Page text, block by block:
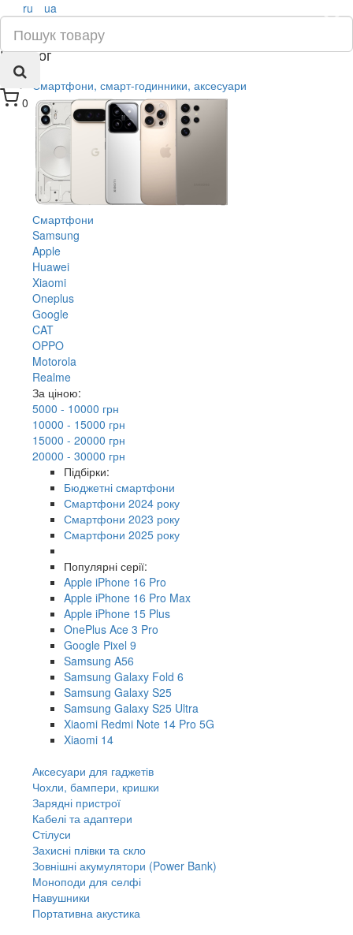
0
×
ru ua
Каталог
Смартфони, смарт-годинники, аксесуари
Смартфони
Samsung
Apple
Huawei
Xiaomi
Oneplus
Google
CAT
OPPO
Motorola
Realme
За ціною:
5000 - 10000 грн
10000 - 15000 грн
15000 - 20000 грн
20000 - 30000 грн
Підбірки:
Бюджетні смартфони
Смартфони 2024 року
Смартфони 2023 року
Смартфони 2025 року
Популярні серії:
Apple iPhone 16 Pro
Apple iPhone 16 Pro Max
Apple iPhone 15 Plus
OnePlus Ace 3 Pro
Google Pixel 9
Samsung A56
Samsung Galaxy Fold 6
Samsung Galaxy S25
Samsung Galaxy S25 Ultra
Xiaomi Redmi Note 14 Pro 5G
Xiaomi 14
Аксесуари для гаджетів
Чохли, бампери, кришки
Зарядні пристрої
Кабелі та адаптери
Стілуси
Захисні плівки та скло
Зовнішні акумулятори (Power Bank)
Моноподи для селфі
Навушники
Портативна акустика